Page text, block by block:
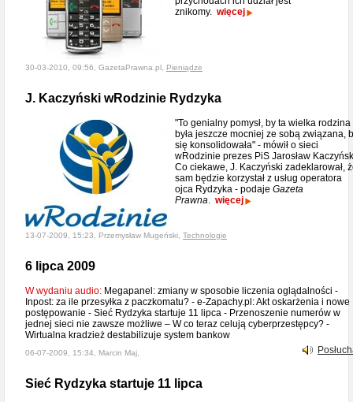
znikomy. więcej
30-03-2010, 09:56, GazetaPrawna.pl, Pieniądze
J. Kaczyński wRodzinie Rydzyka
"To genialny pomysł, by ta wielka rodzina
była jeszcze mocniej ze sobą związana,
się konsolidowała" - mówił o sieci
wRodzinie prezes PiS Jarosław
Co ciekawe, J. Kaczyński zadeklarował,
sam będzie korzystał z usług operatora
ojca Rydzyka - podaje Gazeta
Prawna. więcej
13-07-2009, 15:23, Przemysław Mugeński, Technologie
6 lipca 2009
W wydaniu audio: Megapanel: zmiany w sposobie liczenia oglądalności -
Inpost: za ile przesyłka z paczkomatu? - e-Zapachy.pl: Akt oskarżenia i nowe
postępowanie - Sieć Rydzyka startuje 11 lipca - Przenoszenie numerów w
jednej sieci nie zawsze możliwe – W co teraz celują cyberprzestępcy? -
Wirtualna kradzież destabilizuje system bankow
06-07-2009, 15:34, Marcin Maj,
Sieć Rydzyka startuje 11 lipca